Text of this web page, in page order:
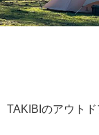
TAKIBIのアウト